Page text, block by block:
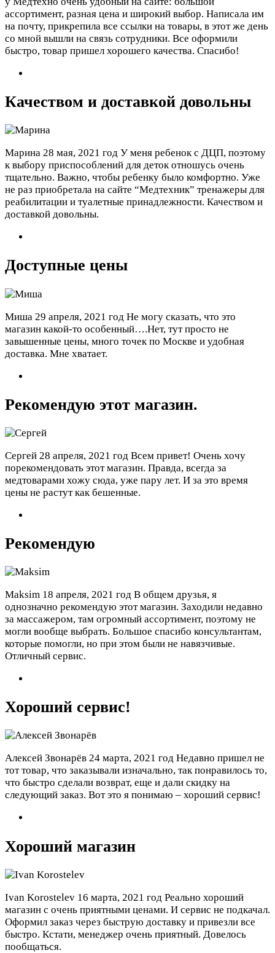
ассортимент, разная цена и широкий выбор. Написала им
на почту, прикрепила все ссылки на товары, в этот же день
со мной вышли на связь сотрудники. Все оформили
быстро, товар пришел хорошего качества. Спасибо!
Качеством и доставкой довольны
Марина 28 мая, 2021 год У меня ребенок с ДЦП, поэтому
к выбору приспособлений для деток отношусь очень
тщательно. Важно, чтобы ребенку было комфортно. Уже
не раз приобретала на сайте “Медтехник” тренажеры для
реабилитации и туалетные принадлежности. Качеством и
доставкой довольны.
Доступные цены
Миша 29 апреля, 2021 год Не могу сказать, что это
магазин какой-то особенный….Нет, тут просто не
завышенные цены, много точек по Москве и удобная
доставка. Мне хватает.
Рекомендую этот магазин.
Сергей 28 апреля, 2021 год Всем привет! Очень хочу
порекомендовать этот магазин. Правда, всегда за
медтоварами хожу сюда, уже пару лет. И за это время
цены не растут как бешенные.
Рекомендую
Maksim 18 апреля, 2021 год В общем друзья, я
однозначно рекомендую этот магазин. Заходили недавно
за массажером, там огромный ассортимент, поэтому не
могли вообще выбрать. Большое спасибо консультантам,
которые помогли, но при этом были не навязчивые.
Отличный сервис.
Хороший сервис!
Алексей Звонарёв 24 марта, 2021 год Недавно пришел не
тот товар, что заказывали изначально, так понравилось то,
что быстро сделали возврат, еще и дали скидку на
следующий заказ. Вот это я понимаю – хороший сервис!
Хороший магазин
Ivan Korostelev 16 марта, 2021 год Реально хороший
магазин с очень приятными ценами. И сервис не подкачал.
Оформил заказ через быструю доставку и привезли все
быстро. Кстати, менеджер очень приятный. Довелось
пообщаться.